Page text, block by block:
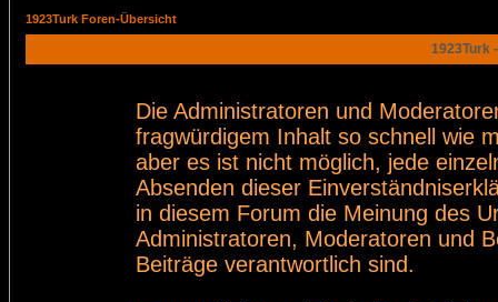
1923Turk Foren-Übersicht
1923Turk
Die Administratoren und
fragwürdigem Inhalt so schnell wie
aber es ist nicht möglich, jede
Absenden dieser
in diesem Forum die Meinung des
Administratoren, Moderatoren und
Beiträge verantwortlich sind.